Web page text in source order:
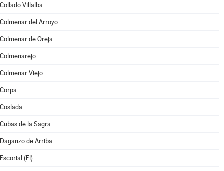
Collado Villalba
Colmenar del Arroyo
Colmenar de Oreja
Colmenarejo
Colmenar Viejo
Corpa
Coslada
Cubas de la Sagra
Daganzo de Arriba
Escorial (El)